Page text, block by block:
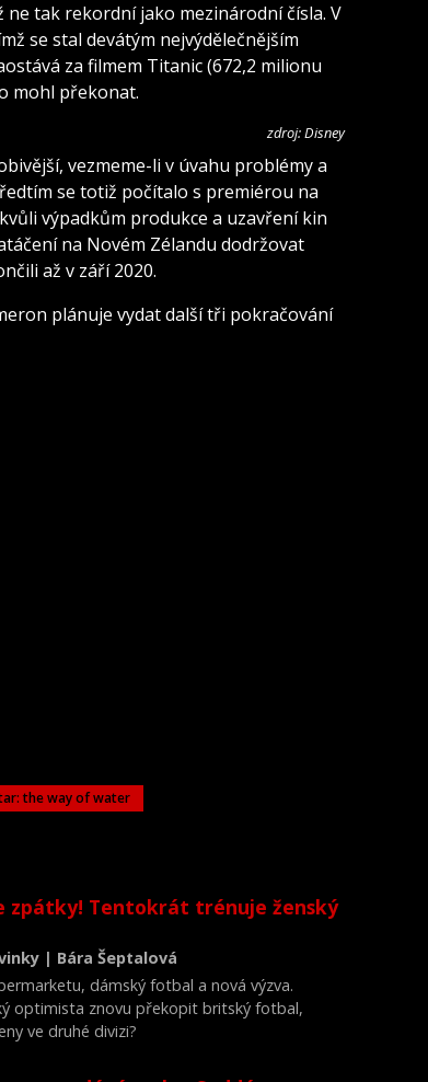
tak rekordní jako mezinárodní čísla. V
se stal devátým nejvýdělečnějším
za filmem Titanic (672,2 milionu
mohl překonat.
zdroj: Disney
vezmeme-li v úvahu problémy a
se totiž počítalo s premiérou na
výpadkům produkce a uzavření kin
na Novém Zélandu dodržovat
až v září 2020.
plánuje vydat další tři pokračování
the way of water
zpátky! Tentokrát trénuje ženský
| Bára Šeptalová
dámský fotbal a nová výzva.
optimista znovu překopit britský fotbal,
ve druhé divizi?